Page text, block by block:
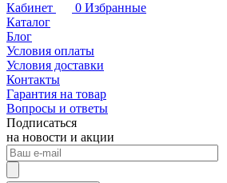
Кабинет
0 Избранные
Каталог
Блог
Условия оплаты
Условия доставки
Контакты
Гарантия на товар
Вопросы и ответы
Подписаться
на новости и акции